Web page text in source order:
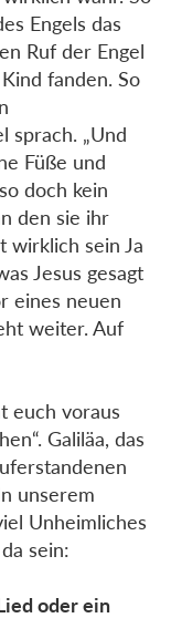
Engels das
Ruf der Engel
fanden. So
sprach. „Und
Füße und
doch kein
den sie ihr
wirklich sein Ja
Jesus gesagt
eines neuen
weiter. Auf
euch voraus
Galiläa, das
unserem
Unheimliches
sein:
oder ein